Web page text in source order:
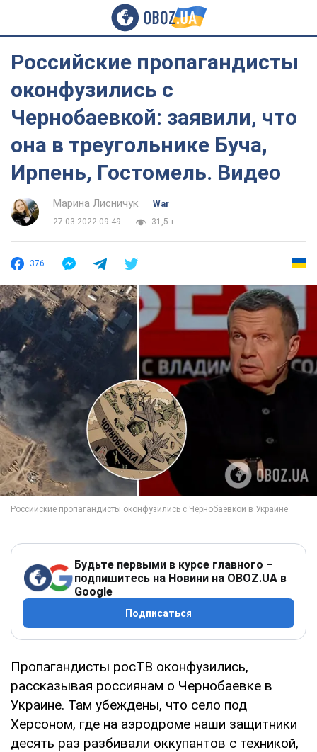
Российские пропагандисты
оконфузились с
Чернобаевкой: заявили, что
она в треугольнике Буча,
Ирпень, Гостомель. Видео
Марина Лисничук
War
27.03.2022 09:49
31,5 т.
376
Будьте первыми в курсе главного –
подпишитесь на Новини на OBOZ.UA в
Google
Подписаться
Пропагандисты росТВ оконфузились,
рассказывая россиянам о Чернобаевке в
Украине. Там убеждены, что село под
Херсоном, где на аэродроме наши защитники
десять раз разбивали оккупантов с техникой,